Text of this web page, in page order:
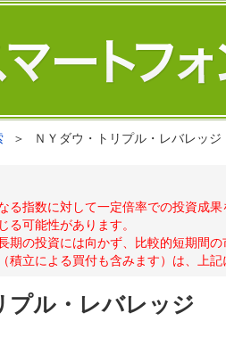
＞ ＮＹダウ・トリプル・レバレッジ
る指数に対して一定倍率での投資成
る可能性があります。
期の投資には向かず、比較的短期間
積立による買付も含みます）は、上
プル・レバレッジ